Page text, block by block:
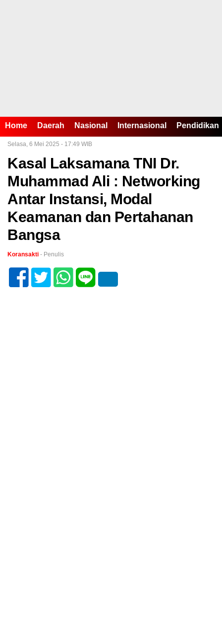
Home Daerah Nasional Internasional Pendidikan
Selasa, 6 Mei 2025 - 17:49 WIB
Kasal Laksamana TNI Dr.
Muhammad Ali : Networking
Antar Instansi, Modal
Keamanan dan Pertahanan
Bangsa
Koransakti - Penulis